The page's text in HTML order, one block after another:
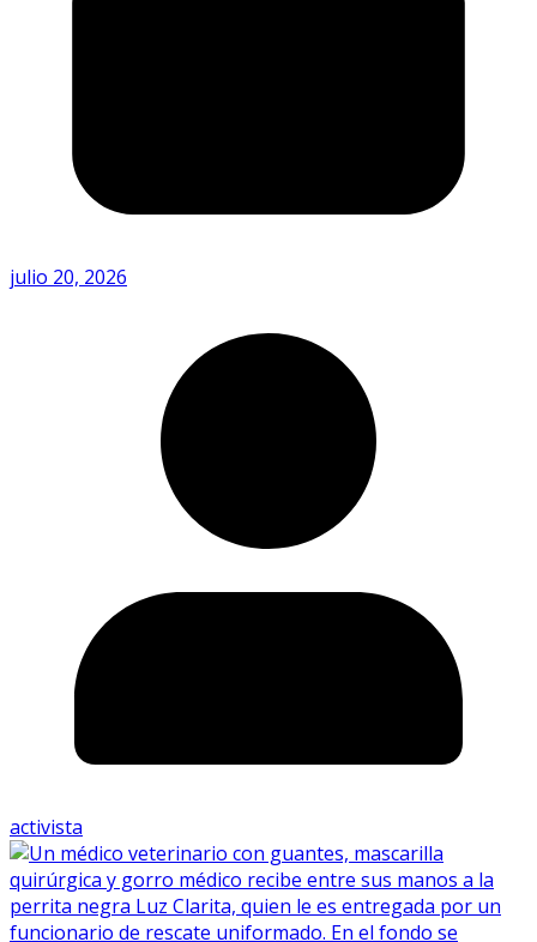
julio 20, 2026
activista